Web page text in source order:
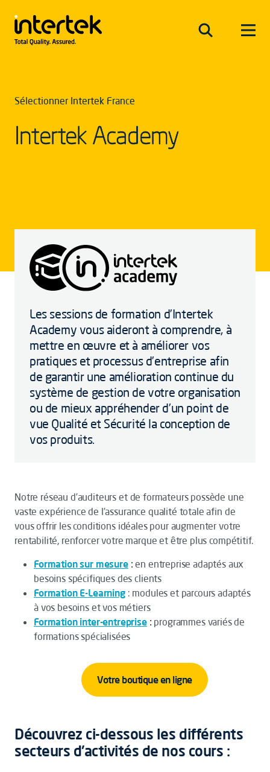
Sélectionner Intertek France
Intertek Academy
Les sessions de formation d’Intertek
Academy vous aideront à comprendre, à
mettre en œuvre et à améliorer vos
pratiques et processus d’entreprise afin
de garantir une amélioration continue du
système de gestion de votre organisation
ou de mieux appréhender d’un point de
vue Qualité et Sécurité la conception de
vos produits.
Notre réseau d’auditeurs et de formateurs possède une
vaste expérience de l’assurance qualité totale afin de
vous offrir les conditions idéales pour augmenter votre
rentabilité, renforcer votre marque et être plus compétitif.
Formation sur mesure: en entreprise adaptés aux
besoins spécifiques des clients
Formation E-Learning: modules et parcours adaptés
à vos besoins et vos métiers
Formation inter-entreprise: programmes variés de
formations spécialisées
Votre boutique en ligne
Découvrez ci-dessous les différents
secteurs d'activités de nos cours :